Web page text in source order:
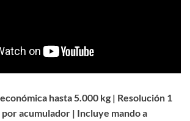
hasta 5.000 kg | Resolución 1
acumulador | Incluye mando a